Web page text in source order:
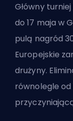
Główny
do 17 maja w
pulą nagród
Europejskie
drużyny.
równolegle od